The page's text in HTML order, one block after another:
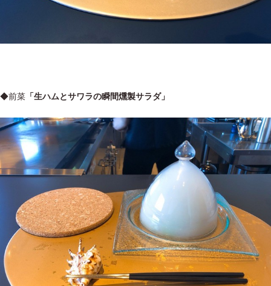
◆前菜 「生ハムとサワラの瞬間燻製サラダ」